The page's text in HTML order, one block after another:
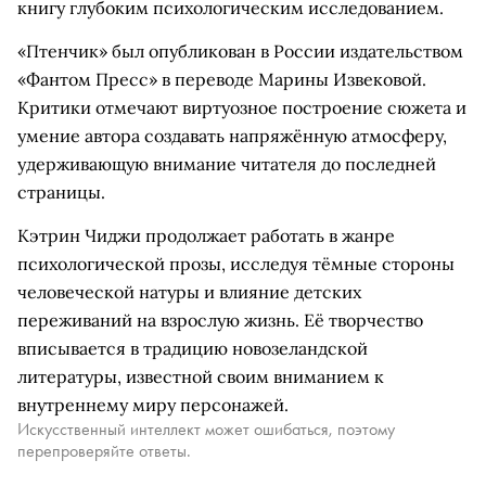
книгу глубоким психологическим исследованием.
«Птенчик» был опубликован в России издательством
«Фантом Пресс» в переводе Марины Извековой.
Критики отмечают виртуозное построение сюжета и
умение автора создавать напряжённую атмосферу,
удерживающую внимание читателя до последней
страницы.
Кэтрин Чиджи продолжает работать в жанре
психологической прозы, исследуя тёмные стороны
человеческой натуры и влияние детских
переживаний на взрослую жизнь. Её творчество
вписывается в традицию новозеландской
литературы, известной своим вниманием к
внутреннему миру персонажей.
Искусственный интеллект может ошибаться, поэтому
перепроверяйте ответы.